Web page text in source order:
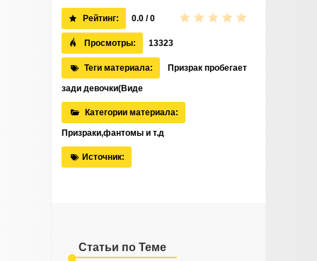
Рейтинг: 0.0 / 0
Просмотры: 13323
Теги материала: Призрак пробегает
зади девочки(Виде
Категории материала:
Призраки,фантомы и т.д
Источник:
Статьи по Теме